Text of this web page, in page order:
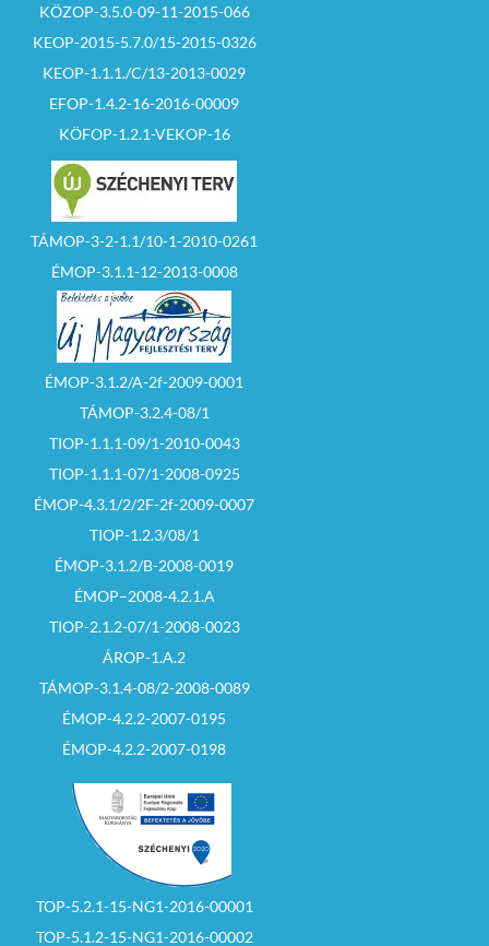
KÖZOP-3.5.0-09-11-2015-066
KEOP-2015-5.7.0/15-2015-0326
KEOP-1.1.1./C/13-2013-0029
EFOP-1.4.2-16-2016-00009
KÖFOP-1.2.1-VEKOP-16
TÁMOP-3-2-1.1/10-1-2010-0261
ÉMOP-3.1.1-12-2013-0008
ÉMOP-3.1.2/A-2f-2009-0001
TÁMOP-3.2.4-08/1
TIOP-1.1.1-09/1-2010-0043
TIOP-1.1.1-07/1-2008-0925
ÉMOP-4.3.1/2/2F-2f-2009-0007
TIOP-1.2.3/08/1
ÉMOP-3.1.2/B-2008-0019
ÉMOP–2008-4.2.1.A
TIOP-2.1.2-07/1-2008-0023
ÁROP-1.A.2
TÁMOP-3.1.4-08/2-2008-0089
ÉMOP-4.2.2-2007-0195
ÉMOP-4.2.2-2007-0198
TOP-5.2.1-15-NG1-2016-00001
TOP-5.1.2-15-NG1-2016-00002